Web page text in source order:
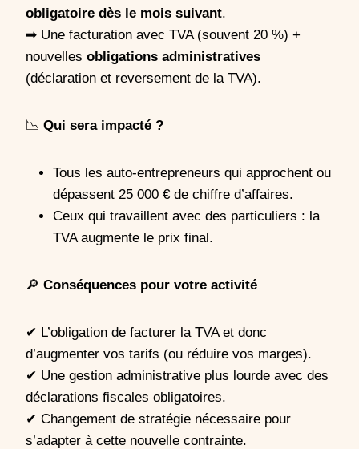
obligatoire dès le mois suivant.
➡ Une facturation avec TVA (souvent 20 %) +
nouvelles obligations administratives
(déclaration et reversement de la TVA).
📉 Qui sera impacté ?
Tous les auto-entrepreneurs qui approchent ou
dépassent 25 000 € de chiffre d’affaires.
Ceux qui travaillent avec des particuliers : la
TVA augmente le prix final.
🔎 Conséquences pour votre activité
✔ L’obligation de facturer la TVA et donc
d’augmenter vos tarifs (ou réduire vos marges).
✔ Une gestion administrative plus lourde avec des
déclarations fiscales obligatoires.
✔ Changement de stratégie nécessaire pour
s’adapter à cette nouvelle contrainte.